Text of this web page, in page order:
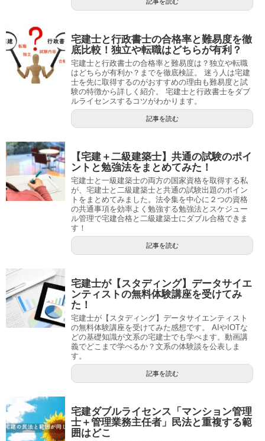
宅建士と行政書士の合格率と難易度を徹
底比較！独立や転職はどちらが有利？
宅建士と行政書士の合格率と難易度は？独立や転職
はどちらが有利か？までを徹底検証。 迷う人は宅建
士を先に取得するのがおすすめの理由も難易度と試
験の特徴から詳しく紹介。 宅建士と行政書士をダブ
ルライセンスするコツがわかります。
記事を読む
【宅建＋二級建築士】共通の試験のポイ
ントと勉強法をまとめてみた！
宅建士と一級建築士の両方の国家資格を取得する私
が、宅建士と二級建築士と共通の試験出題のポイン
トをまとめてみました。法令集を中心に２つの資格
の共通事項を効率よく勉強する勉強法とスケジュー
ル管理で宅建合格と二級建築士にダブル合格できま
す！
記事を読む
宅建士が【スタディング】データサイエ
ンティストの無料体験講座を受けてみ
た！
宅建士が【スタディング】データサイエンティスト
の無料体験講座を受けてみた感想です。 AIやIOTな
どの基礎知識が文系の宅建士でも学べます。動画講
義でどこまで学べるか？文系の体験談を公表しま
す。
記事を読む
宅建ダブルライセンス「マンション管理
士＋管理業務主任者」民法と重複する範
囲はどこ